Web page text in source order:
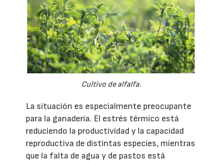
Cultivo de alfalfa.
La situación es especialmente preocupante
para la ganadería. El estrés térmico está
reduciendo la productividad y la capacidad
reproductiva de distintas especies, mientras
que la falta de agua y de pastos está